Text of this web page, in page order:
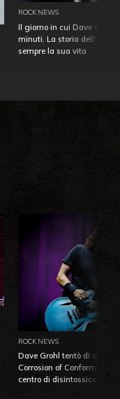
ROCK NEWS
Il giorno in cui Dave
minuti. La storia
sempre la sua vita
ROCK NEWS
Dave Grohl tentò di
Corrosion of Conformity
centro di